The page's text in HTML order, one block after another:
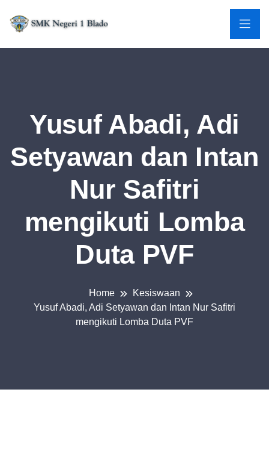
Yusuf Abadi, Adi
Setyawan dan Intan
Nur Safitri
mengikuti Lomba
Duta PVF
Home
Kesiswaan
Yusuf Abadi, Adi Setyawan dan Intan Nur Safitri
mengikuti Lomba Duta PVF